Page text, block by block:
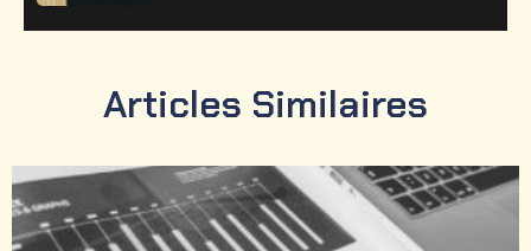
Articles Similaires